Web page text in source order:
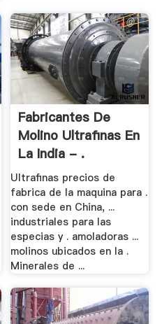
Fabricantes De
Molino Ultrafinas En
La India - .
Ultrafinas precios de
fabrica de la maquina para .
con sede en China, ...
industriales para las
especias y . amoladoras ...
molinos ubicados en la .
Minerales de ...